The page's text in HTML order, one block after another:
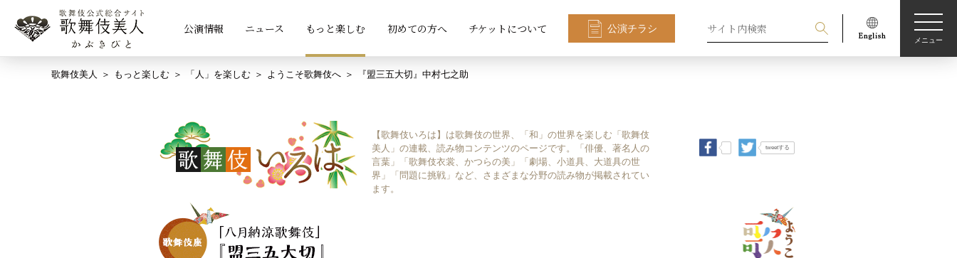
公演情報 ニュース もっと楽しむ 初めての方へ チケットについて 公演チラシ
メニュー
歌舞伎美人 もっと楽しむ 「人」を楽しむ ようこそ歌舞伎へ 『盟三五大切』中村七之助
【歌舞伎いろは】は歌舞伎の世界、「和」の世界を楽しむ「歌舞伎
美人」の連載、読み物コンテンツのページです。「俳優、著名人の
言葉」「歌舞伎衣裳、かつらの美」「劇場、小道具、大道具の世
界」「問題に挑戦」など、さまざまな分野の読み物が掲載されてい
ます。
tweetする